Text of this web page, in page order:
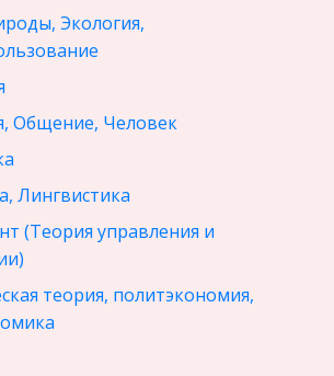
Экология,
Общение, Человек
Лингвистика
(Теория управления и
теория, политэкономия,